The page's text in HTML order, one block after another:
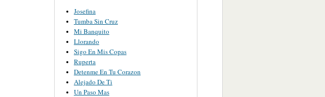
Josefina
Tumba Sin Cruz
Mi Banquito
Llorando
Sigo En Mis Copas
Ruperta
Detenme En Tu Corazon
Alejado De Ti
Un Paso Mas